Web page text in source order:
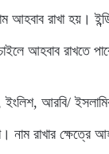
আহবাব রাখা হয়।
আহবাব রাখতে
ইংলিশ, আরবি/
রাখার ক্ষেত্রে